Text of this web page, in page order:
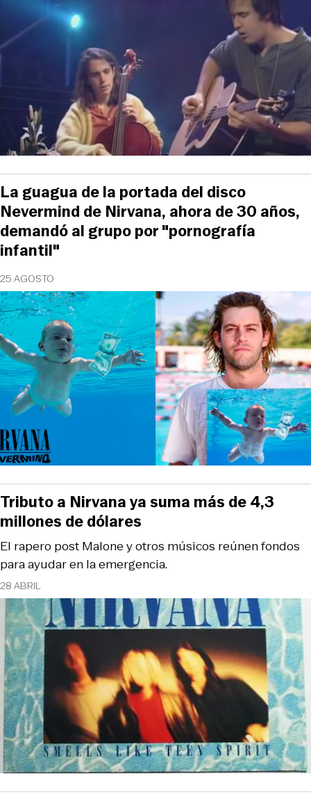
25 AGOSTO
La guagua de la portada del disco
Nevermind de Nirvana, ahora de 30 años,
demandó al grupo por "pornografía
infantil"
28 ABRIL
El rapero post Malone y otros músicos reúnen fondos
para ayudar en la emergencia.
Tributo a Nirvana ya suma más de 4,3
millones de dólares